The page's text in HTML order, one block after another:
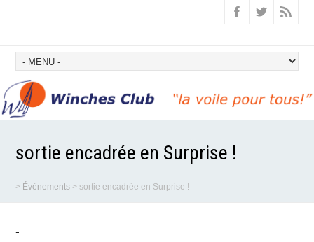
sortie encadrée en Surprise !
> Évènements > sortie encadrée en Surprise !
-